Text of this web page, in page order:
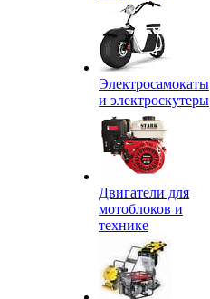
Электросамокаты
и электроскутеры
Двигатели для
мотоблоков и
технике